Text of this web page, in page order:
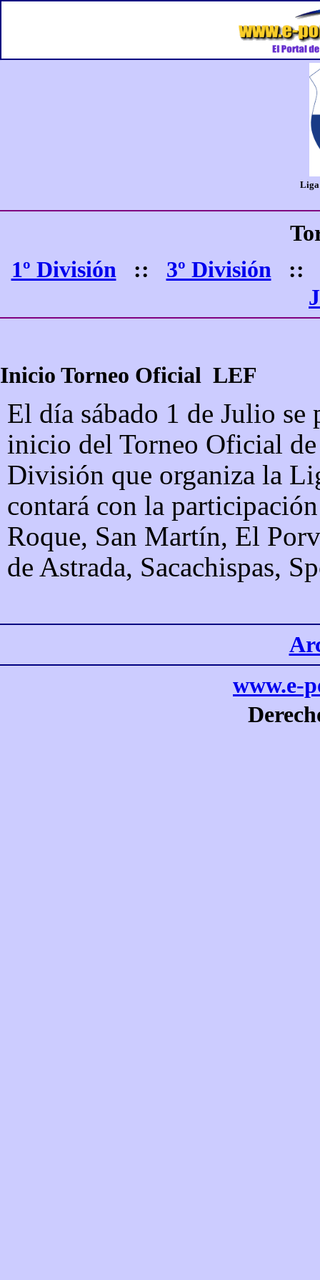
Liga
1º División:: 3º División
Inicio Torneo Oficial LEF
El día sábado 1 de Julio
inicio del Torneo Oficial
División que organiza la
contará con la
Roque, San Martín, El
de Astrada, Sacachispas,
www.e-